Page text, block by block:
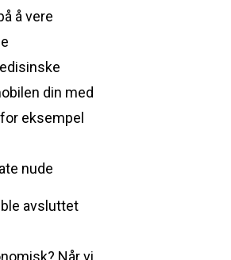
å vere
din med
eksempel
nude
avsluttet
Når vi